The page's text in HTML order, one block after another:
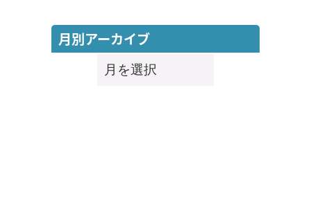
月別アーカイブ
月
別